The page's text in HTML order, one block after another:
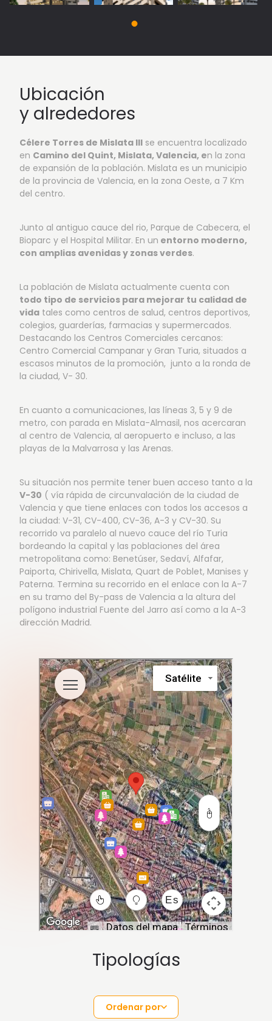
Ubicación
y alrededores
Célere Torres de Mislata III se encuentra localizado
en Camino del Quint, Mislata, Valencia, en la zona
de expansión de la población. Mislata es un municipio
de la provincia de Valencia, en la zona Oeste, a 7 Km
del centro.
Junto al antiguo cauce del rio, Parque de Cabecera, el
Bioparc y el Hospital Militar. En un entorno moderno,
con amplias avenidas y zonas verdes.
La población de Mislata actualmente cuenta con
todo tipo de servicios para mejorar tu calidad de
vida tales como centros de salud, centros deportivos,
colegios, guarderías, farmacias y supermercados.
Destacando los Centros Comerciales cercanos:
Centro Comercial Campanar y Gran Turia, situados a
escasos minutos de la promoción, junto a la ronda de
la ciudad, V- 30.
En cuanto a comunicaciones, las líneas 3, 5 y 9 de
metro, con parada en Mislata-Almasil, nos acercaran
al centro de Valencia, al aeropuerto e incluso, a las
playas de la Malvarrosa y las Arenas.
Su situación nos permite tener buen acceso tanto a la
V-30 ( vía rápida de circunvalación de la ciudad de
Valencia y que tiene enlaces con todos los accesos a
la ciudad: V-31, CV-400, CV-36, A-3 y CV-30. Su
recorrido va paralelo al nuevo cauce del río Turia
bordeando la capital y las poblaciones del área
metropolitana como: Benetúser, Sedaví, Alfafar,
Paiporta, Chirivella, Mislata, Quart de Poblet, Manises y
Paterna. Termina su recorrido en el enlace con la A-7
en su tramo del By-pass de Valencia a la altura del
polígono industrial Fuente del Jarro así como a la A-3
dirección Madrid.
Tipologías
Ordenar por